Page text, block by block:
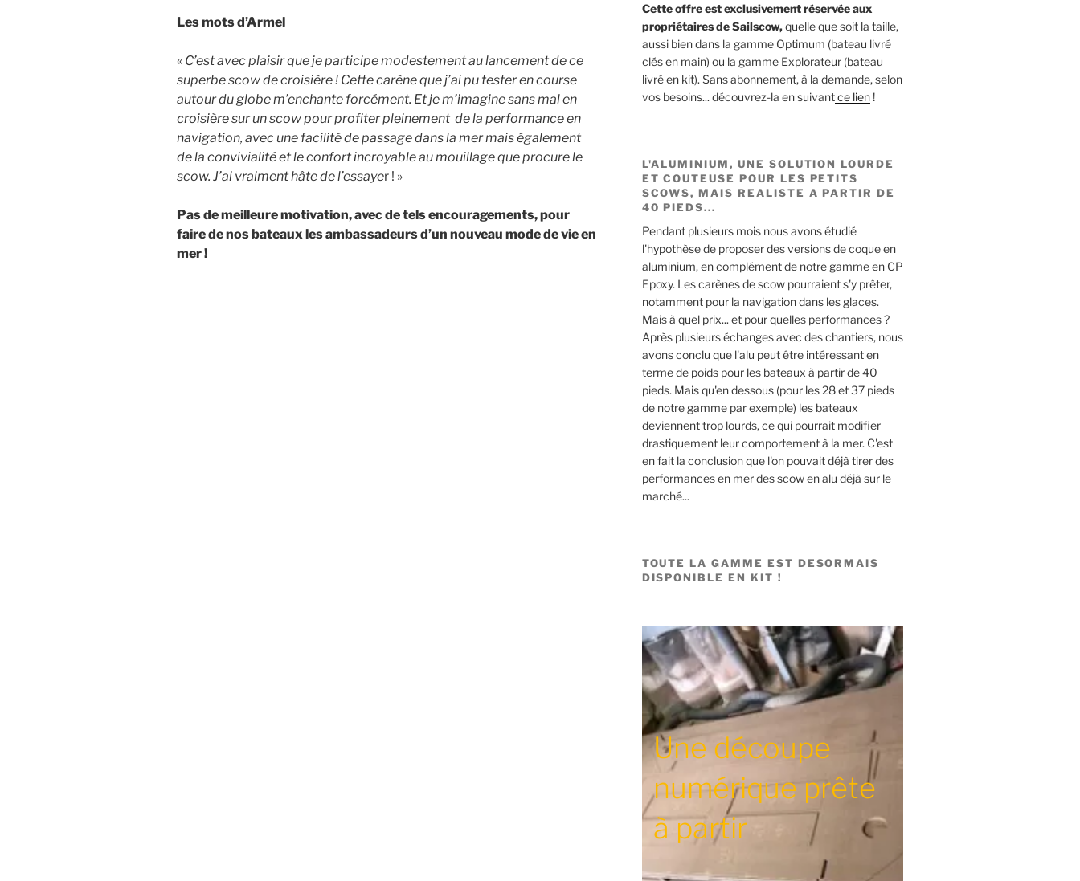
Les mots d’Armel
« C’est avec plaisir que je participe modestement au lancement de ce
superbe scow de croisière ! Cette carène que j’ai pu tester en course
autour du globe m’enchante forcément. Et je m’imagine sans mal en
croisière sur un scow pour profiter pleinement de la performance en
navigation, avec une facilité de passage dans la mer mais également
de la convivialité et le confort incroyable au mouillage que procure le
scow. J’ai vraiment hâte de l’essayer ! »
Pas de meilleure motivation, avec de tels encouragements, pour
faire de nos bateaux les ambassadeurs d’un nouveau mode de vie en
mer !
Cette offre est exclusivement réservée aux
propriétaires de Sailscow,quelle que soit la taille,
aussi bien dans la gamme Optimum (bateau livré
clés en main) ou la gamme Explorateur (bateau
livré en kit). Sans abonnement, à la demande, selon
vos besoins... découvrez-la en suivantce lien!
L'ALUMINIUM, UNE SOLUTION LOURDE
ET COUTEUSE POUR LES PETITS
SCOWS, MAIS REALISTE A PARTIR DE
40 PIEDS...
Pendant plusieurs mois nous avons étudié
l'hypothèse de proposer des versions de coque en
aluminium, en complément de notre gamme en CP
Epoxy. Les carènes de scow pourraient s'y prêter,
notamment pour la navigation dans les glaces.
Mais à quel prix... et pour quelles performances ?
Après plusieurs échanges avec des chantiers, nous
avons conclu que l'alu peut être intéressant en
terme de poids pour les bateaux à partir de 40
pieds. Mais qu'en dessous (pour les 28 et 37 pieds
de notre gamme par exemple) les bateaux
deviennent trop lourds, ce qui pourrait modifier
drastiquement leur comportement à la mer. C'est
en fait la conclusion que l'on pouvait déjà tirer des
performances en mer des scow en alu déjà sur le
marché...
TOUTE LA GAMME EST DESORMAIS
DISPONIBLE EN KIT !
Une découpe
numérique prête
à partir